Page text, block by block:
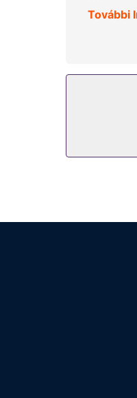
Hogy
ingyenes
Hotel
További